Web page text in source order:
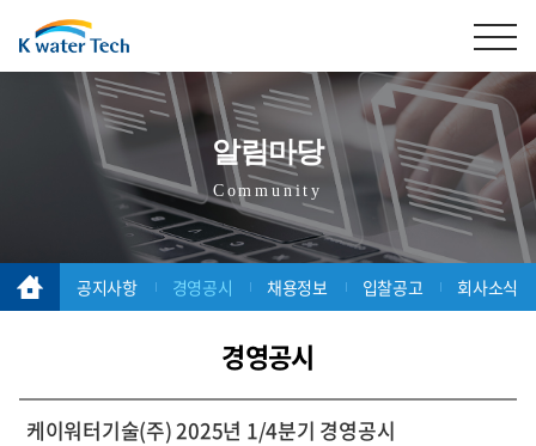
알림마당
Community
공지사항 경영공시 채용정보 입찰공고 회사소식
경영공시
케이워터기술(주) 2025년 1/4분기 경영공시